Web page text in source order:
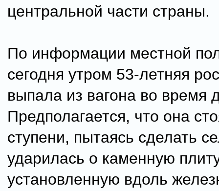
центральной части страны.
По информации местной
сегодня утром 53-летняя
выпала из вагона во время
Предполагается, что она
ступени, пытаясь сделать
ударилась о каменную
установленную вдоль